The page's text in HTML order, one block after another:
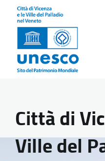
Città di
Ville del